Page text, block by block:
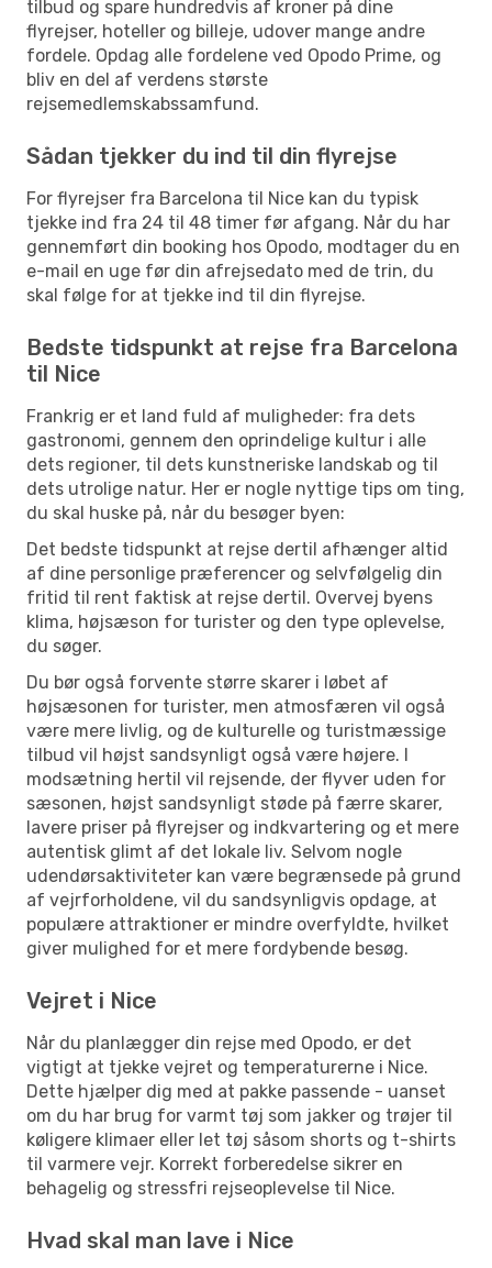
tilbud og spare hundredvis af kroner på dine
flyrejser, hoteller og billeje, udover mange andre
fordele. Opdag alle fordelene ved Opodo Prime, og
bliv en del af verdens største
rejsemedlemskabssamfund.
Sådan tjekker du ind til din flyrejse
For flyrejser fra Barcelona til Nice kan du typisk
tjekke ind fra 24 til 48 timer før afgang. Når du har
gennemført din booking hos Opodo, modtager du en
e-mail en uge før din afrejsedato med de trin, du
skal følge for at tjekke ind til din flyrejse.
Bedste tidspunkt at rejse fra Barcelona
til Nice
Frankrig er et land fuld af muligheder: fra dets
gastronomi, gennem den oprindelige kultur i alle
dets regioner, til dets kunstneriske landskab og til
dets utrolige natur. Her er nogle nyttige tips om ting,
du skal huske på, når du besøger byen:
Det bedste tidspunkt at rejse dertil afhænger altid
af dine personlige præferencer og selvfølgelig din
fritid til rent faktisk at rejse dertil. Overvej byens
klima, højsæson for turister og den type oplevelse,
du søger.
Du bør også forvente større skarer i løbet af
højsæsonen for turister, men atmosfæren vil også
være mere livlig, og de kulturelle og turistmæssige
tilbud vil højst sandsynligt også være højere. I
modsætning hertil vil rejsende, der flyver uden for
sæsonen, højst sandsynligt støde på færre skarer,
lavere priser på flyrejser og indkvartering og et mere
autentisk glimt af det lokale liv. Selvom nogle
udendørsaktiviteter kan være begrænsede på grund
af vejrforholdene, vil du sandsynligvis opdage, at
populære attraktioner er mindre overfyldte, hvilket
giver mulighed for et mere fordybende besøg.
Vejret i Nice
Når du planlægger din rejse med Opodo, er det
vigtigt at tjekke vejret og temperaturerne i Nice.
Dette hjælper dig med at pakke passende - uanset
om du har brug for varmt tøj som jakker og trøjer til
køligere klimaer eller let tøj såsom shorts og t-shirts
til varmere vejr. Korrekt forberedelse sikrer en
behagelig og stressfri rejseoplevelse til Nice.
Hvad skal man lave i Nice